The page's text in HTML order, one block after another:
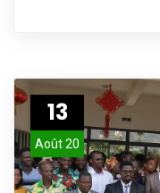
13
Août 20